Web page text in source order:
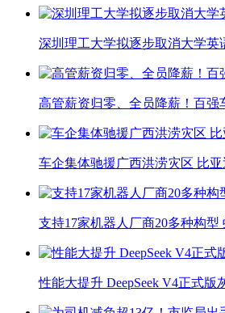
深圳理工大学拟逐步取消大学
高管薪资归零、全员降薪！百
车企集体驰援广西洪涝灾区 比
支持17家机器人厂商20多种构
性能大提升 DeepSeek V4正式